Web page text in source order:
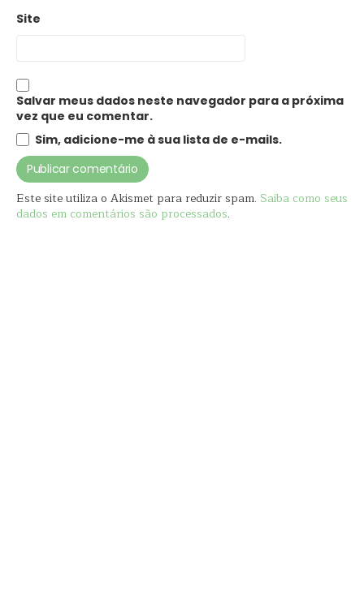
Site
Salvar meus dados neste navegador para a próxima
vez que eu comentar.
Sim, adicione-me à sua lista de e-mails.
Este site utiliza o Akismet para reduzir spam. Saiba como seus
dados em comentários são processados.